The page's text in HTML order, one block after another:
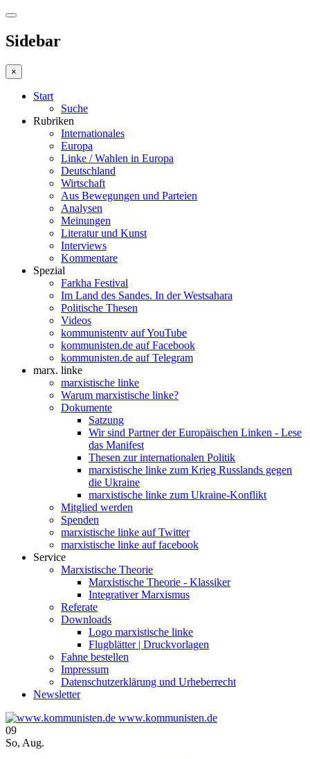
Sidebar
×
Start
Suche
Rubriken
Internationales
Europa
Linke / Wahlen in Europa
Deutschland
Wirtschaft
Aus Bewegungen und Parteien
Analysen
Meinungen
Literatur und Kunst
Interviews
Kommentare
Spezial
Farkha Festival
Im Land des Sandes. In der Westsahara
Politische Thesen
Videos
kommunistentv auf YouTube
kommunisten.de auf Facebook
kommunisten.de auf Telegram
marx. linke
marxistische linke
Warum marxistische linke?
Dokumente
Satzung
Wir sind Partner der Europäischen Linken - Lese
das Manifest
Thesen zur internationalen Politik
marxistische linke zum Krieg Russlands gegen
die Ukraine
marxistische linke zum Ukraine-Konflikt
Mitglied werden
Spenden
marxistische linke auf Twitter
marxistische linke auf facebook
Service
Marxistische Theorie
Marxistische Theorie - Klassiker
Integrativer Marxismus
Referate
Downloads
Logo marxistische linke
Flugblätter | Druckvorlagen
Fahne bestellen
Impressum
Datenschutzerklärung und Urheberrecht
Newsletter
www.kommunisten.de
09
So, Aug.